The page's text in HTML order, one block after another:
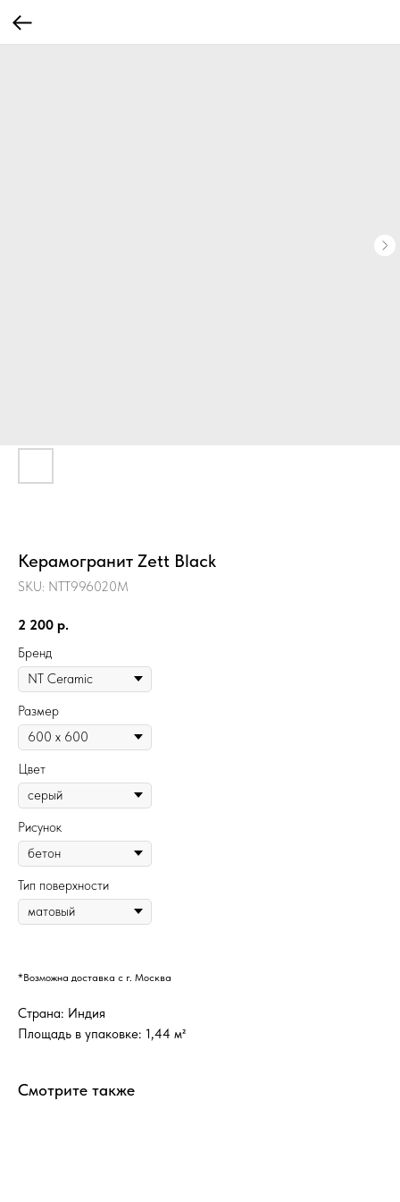
Керамогранит Zett Black
SKU: NTT996020M
2 200 р.
Бренд
Размер
Цвет
Рисунок
Тип поверхности
*Возможна доставка с г. Москва
Страна: Индия
Площадь в упаковке: 1,44 м²
Смотрите также